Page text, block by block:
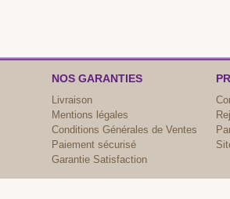
NOS GARANTIES
Livraison
Mentions légales
Conditions Générales de Ventes
Paiement sécurisé
Garantie Satisfaction